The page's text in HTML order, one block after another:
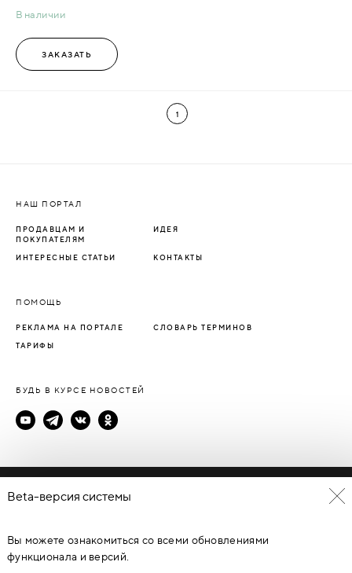
В наличии
ЗАКАЗАТЬ
1
НАШ ПОРТАЛ
ПРОДАВЦАМ И
ПОКУПАТЕЛЯМ
ИДЕЯ
ИНТЕРЕСНЫЕ СТАТЬИ КОНТАКТЫ
ПОМОЩЬ
РЕКЛАМА НА ПОРТАЛЕ СЛОВАРЬ ТЕРМИНОВ
ТАРИФЫ
БУДЬ В КУРСЕ НОВОСТЕЙ
Политика конфиденциальности
© Каталог дверей - DverProf, 2021-2026Материалы сайта
являются объектами авторского права. Запрещается
копирование, распространение, любое использование
Beta-версия системы
Вы можете ознакомиться со всеми обновлениями
функционала и версий.